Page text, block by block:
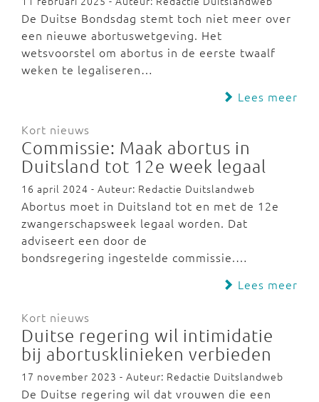
De Duitse Bondsdag stemt toch niet meer over
een nieuwe abortuswetgeving. Het
wetsvoorstel om abortus in de eerste twaalf
weken te legaliseren…
Lees meer
Kort nieuws
Commissie: Maak abortus in
Duitsland tot 12e week legaal
16 april 2024 - Auteur: Redactie Duitslandweb
Abortus moet in Duitsland tot en met de 12e
zwangerschapsweek legaal worden. Dat
adviseert een door de
bondsregering ingestelde commissie.…
Lees meer
Kort nieuws
Duitse regering wil intimidatie
bij abortusklinieken verbieden
17 november 2023 - Auteur: Redactie Duitslandweb
De Duitse regering wil dat vrouwen die een